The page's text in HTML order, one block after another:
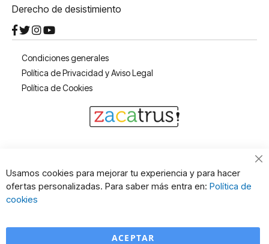
Derecho de desistimiento
Condiciones generales
Política de Privacidad y Aviso Legal
Política de Cookies
Usamos cookies para mejorar tu experiencia y para hacer
ofertas personalizadas. Para saber más entra en: Política de
cookies
ACEPTAR